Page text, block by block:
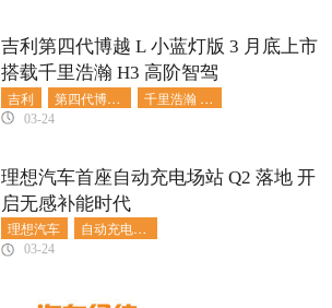
吉利 第四代博越 L 千里浩瀚 H3
吉利第四代博越 L 小蓝灯版 3 月底上市
搭载千里浩瀚 H3 高阶智驾
03-24
理想汽车 自动充电场站
理想汽车首座自动充电场站 Q2 落地 开
启无感补能时代
03-24